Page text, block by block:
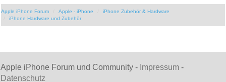
Apple iPhone Forum Apple - iPhone
iPhone Zubehör & Hardware
iPhone Hardware und Zubehör
Apple iPhone Forum und Community - Impressum -
Datenschutz